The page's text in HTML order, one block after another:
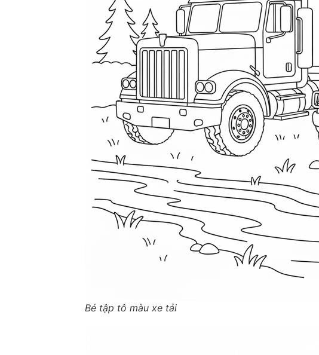
Bé tập tô màu xe tải